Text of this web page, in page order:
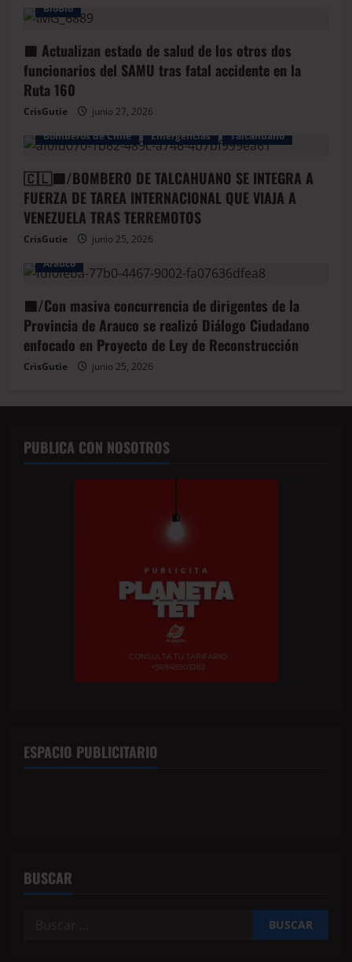
BioBio
🟥 Actualizan estado de salud de los otros dos
funcionarios del SAMU tras fatal accidente en la
Ruta 160
CrisGutie
junio 27, 2026
Bomberos de Chile
Emergencias Talcahuano
🇨🇱🟦/BOMBERO DE TALCAHUANO SE INTEGRA A
FUERZA DE TAREA INTERNACIONAL QUE VIAJA A
VENEZUELA TRAS TERREMOTOS
CrisGutie
junio 25, 2026
Arauco
🟦/Con masiva concurrencia de dirigentes de la
Provincia de Arauco se realizó Diálogo Ciudadano
enfocado en Proyecto de Ley de Reconstrucción
CrisGutie junio 25, 2026
PUBLICA CON NOSOTROS
ESPACIO PUBLICITARIO
BUSCAR